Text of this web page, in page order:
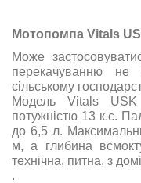
Мотопомпа Vitals
Може
перекачуванню не
сільському
Модель Vitals USK
потужністю 13 к.с.
до 6,5 л.
м, а глибина
технічна, питна, з
.